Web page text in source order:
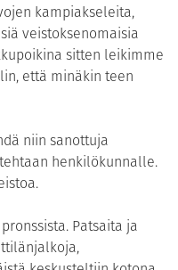
kampiakseleita,
veistoksenomaisia
sitten leikimme
että minäkin teen
niin sanottuja
henkilökunnalle.
Patsaita ja